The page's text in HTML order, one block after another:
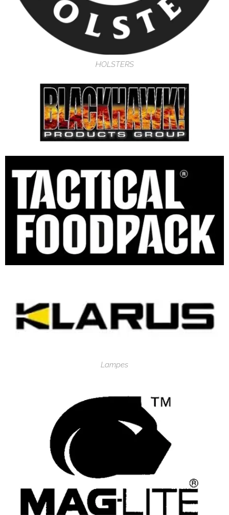
HOLSTERS
Lampes